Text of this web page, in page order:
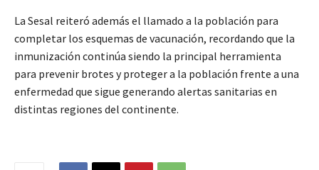
La Sesal reiteró además el llamado a la población para
completar los esquemas de vacunación, recordando que la
inmunización continúa siendo la principal herramienta
para prevenir brotes y proteger a la población frente a una
enfermedad que sigue generando alertas sanitarias en
distintas regiones del continente.